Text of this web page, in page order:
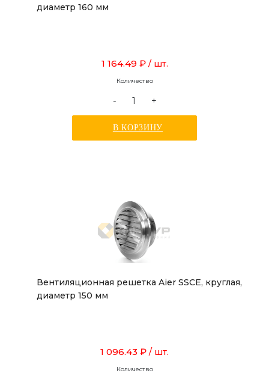
диаметр 160 мм
1 164.49 ₽ / шт.
Количество
- +
В КОРЗИНУ
Вентиляционная решетка Aier SSCE, круглая,
диаметр 150 мм
1 096.43 ₽ / шт.
Количество